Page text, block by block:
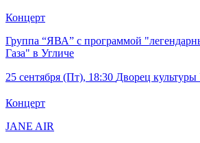
Концерт
Группа “ЯВА” с программой
Газа" в Угличе
25 сентября (Пт), 18:30 Дворец
Концерт
JANE AIR